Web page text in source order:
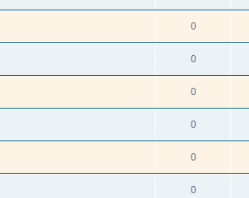
0
0
0
0
0
0